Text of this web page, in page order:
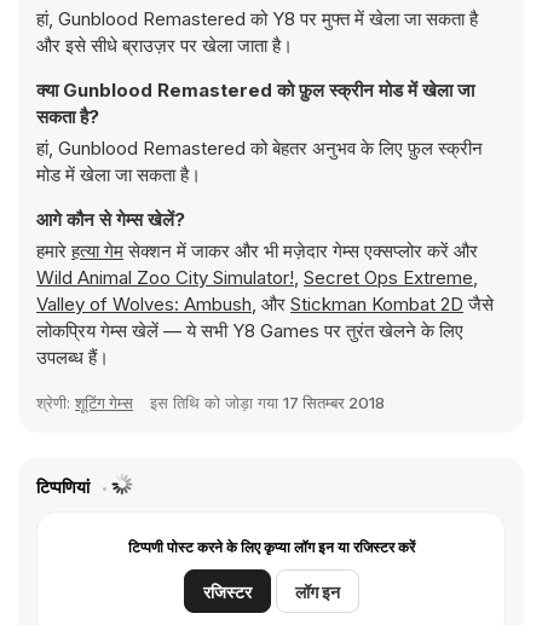
हां, Gunblood Remastered को Y8 पर मुफ्त में खेला जा सकता है
और इसे सीधे ब्राउज़र पर खेला जाता है।
क्या Gunblood Remastered को फ़ुल स्क्रीन मोड में खेला जा
सकता है?
हां, Gunblood Remastered को बेहतर अनुभव के लिए फ़ुल स्क्रीन
मोड में खेला जा सकता है।
आगे कौन से गेम्स खेलें?
हमारेहत्या गेमसेक्शन में जाकर और भी मज़ेदार गेम्स एक्सप्लोर करें और
Wild Animal Zoo City Simulator!, Secret Ops Extreme,
Valley of Wolves: Ambush, और Stickman Kombat 2D जैसे
लोकप्रिय गेम्स खेलें — ये सभी Y8 Games पर तुरंत खेलने के लिए
उपलब्ध हैं।
श्रेणी: शूटिंग गेम्स इस तिथि को जोड़ा गया 17 सितम्बर 2018
टिप्पणियां
टिप्पणी पोस्ट करने के लिए कृप्या लॉग इन या रजिस्टर करें
रजिस्टर लॉग इन